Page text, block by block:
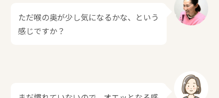
ただ喉の奥が少し気になるかな、という
感じですか？